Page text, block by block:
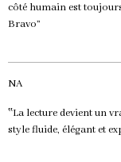
côté humain est
Bravo”
NA
‟La lecture devient un
style fluide, élégant et